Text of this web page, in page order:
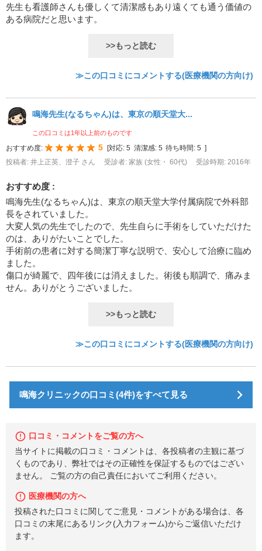
先生も看護師さんも優しくて清潔感もあり遠くても通う価値の
ある病院だと思います。
>>もっと読む
≫この口コミにコメントする(医療機関の方向け)
鳴海先生(なるちゃん)は、東京の順天堂大...
この口コミは1年以上前のものです
おすすめ度: 5 対応: 5 清潔感: 5 待ち時間: 5
投稿者: 井上正英、澄子 さん
受診者: 家族 (女性・ 60代) 受診時期: 2016年
おすすめ度 :
鳴海先生(なるちゃん)は、東京の順天堂大学付属病院で外科部
長をされていました。
大変人気の先生でしたので、先生自らに手術をしていただけた
のは、ありがたいことでした。
手術前の患者に対する簡潔丁寧な説明で、安心して治療に臨め
ました。
傷口が綺麗で、四年後には消えました。術後も順調で、痛みま
せん。ありがとうございました。
>>もっと読む
≫この口コミにコメントする(医療機関の方向け)
鳴海クリニックの口コミ(4件)をすべて見る
口コミ・コメントをご覧の方へ
当サイトに掲載の口コミ・コメントは、各投稿者の主観に基づ
くものであり、弊社ではその正確性を保証するものではござい
ません。 ご覧の方の自己責任においてご利用ください。
医療機関の方へ
投稿された口コミに関してご意見・コメントがある場合は、各
口コミの末尾にあるリンク(入力フォーム)からご返信いただけ
ます。